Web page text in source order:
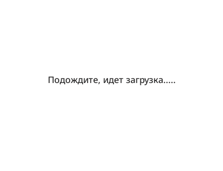
Подождите, идет загрузка.....